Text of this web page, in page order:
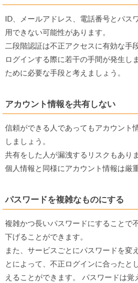
ID、メールアドレス、電話番号とパス
用できない可能性があります。
二段階認証は不正アクセスに有効な手
ログインする際に若干の手間が発生し
ために必要な手段と考えましょう。
アカウント情報を共有しない
信頼ができる人であってもアカウント
しましょう。
共有をした人が漏洩するリスクもありま
個人情報と同様にアカウント情報は厳
パスワードを複雑なものにする
複雑かつ長いパスワードにすることで
下げることができます。
また、サービスごとにパスワードを変
とによって、不正ログインに合ったと
えることができます。 パスワードは覚